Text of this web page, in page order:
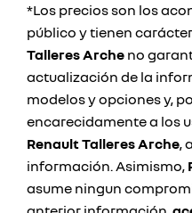
*Los precios son los
público y tienen
Talleres Arche no
actualización de la
modelos y opciones y,
encarecidamente a los
Renault Talleres Arche,
información. Asimismo,
asume ningun